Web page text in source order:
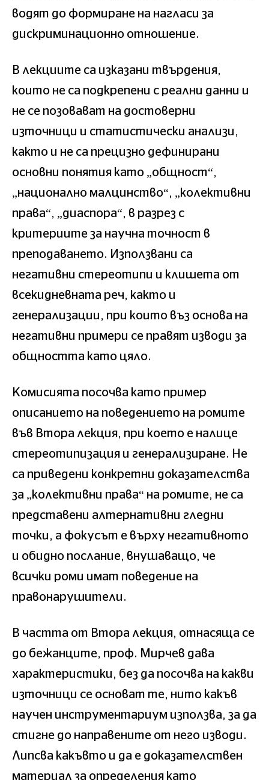
водят до формиране на нагласи за
дискриминационно отношение.
В лекциите са изказани твърдения,
които не са подкрепени с реални данни и
не се позовават на достоверни
източници и статистически анализи,
както и не са прецизно дефинирани
основни понятия като „общност“,
„национално малцинство“, „колективни
права“, „диаспора“, в разрез с
критериите за научна точност в
преподаването. Използвани са
негативни стереотипи и клишета от
всекидневната реч, както и
генерализации, при които въз основа на
негативни примери се правят изводи за
общността като цяло.
Комисията посочва като пример
описанието на поведението на ромите
във Втора лекция, при което е налице
стереотипизация и генерализиране. Не
са приведени конкретни доказателства
за „колективни права“ на ромите, не са
представени алтернативни гледни
точки, а фокусът е върху негативното
и обидно послание, внушаващо, че
всички роми имат поведение на
правонарушители.
В частта от Втора лекция, отнасяща се
до бежанците, проф. Мирчев дава
характеристики, без да посочва на какви
източници се основат те, нито какъв
научен инструментариум използва, за да
стигне до направените от него изводи.
Липсва какъвто и да е доказателствен
материал за определения като